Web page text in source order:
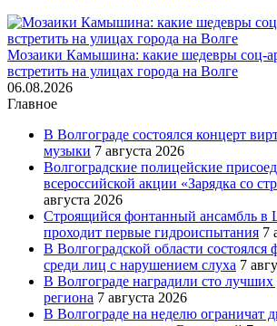
Мозаики Камышина: какие шедевры соц-
встретить на улицах города на Волге
06.08.2026
Главное
В Волгограде состоялся концерт
музыки 7 августа 2026
Волгоградские полицейские
всероссийской акции «Зарядка со
августа 2026
Строящийся фонтанный ансамбль
проходит первые гидроиспытания 7
В Волгоградской области состоялся
среди лиц с нарушением слуха 7
В Волгограде наградили сто лучших
региона 7 августа 2026
В Волгограде на неделю ограничат